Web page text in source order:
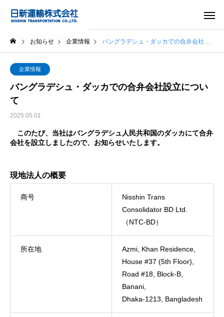
お知らせ 企業情報 バングラデシュ・ダッカでの合弁会社設立について
企業情報
バングラデシュ・ダッカでの合弁会社設立につい
て
2025.05.01
このたび、当社はバングラデシュ人民共和国のダッカにて合弁
会社を設立しましたので、お知らせいたします。
現地法人の概要
商号
Nisshin Trans
Consolidator BD Ltd.
（NTC-BD）
所在地
Azmi, Khan Residence,
House #37 (5th Floor),
Road #18, Block-B,
Banani,
Dhaka-1213, Bangladesh